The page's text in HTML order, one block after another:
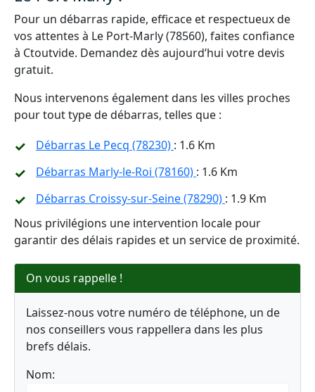
Pour un débarras rapide, efficace et respectueux de
vos attentes à Le Port-Marly (78560), faites confiance
à Ctoutvide. Demandez dès aujourd’hui votre devis
gratuit.
Nous intervenons également dans les villes proches
pour tout type de débarras, telles que :
Débarras Le Pecq (78230) : 1.6 Km
Débarras Marly-le-Roi (78160) : 1.6 Km
Débarras Croissy-sur-Seine (78290) : 1.9 Km
Nous privilégions une intervention locale pour
garantir des délais rapides et un service de proximité.
On vous rappelle !
Laissez-nous votre numéro de téléphone, un de
nos conseillers vous rappellera dans les plus
brefs délais.
Nom: